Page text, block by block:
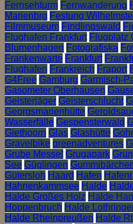
Fernsehturm Fernwanderung
Marienbrg Festung
Filmmuseum Findlingswald
Flughafen Frankfurt Flugplatz
Blumenhagen Fotografiska
Frankenwarte Frankfurt
Flughafen Frankreich Fraport
G4Free Gamburg Garmisch-
Gasometer Oberhausen
Geisterjäger Geisterschlucht
Georgsmarienhütte
Wasserfälle Gespensterwald
Giethoorn Glas Glashütte
Gravelbike greenadventures
Grube Messel Grugapark
See Güglingen
Gütersloh Haard Hafen
Hahnenkammsee Halde
Halde Großes Holz Halde
Hoppenbruch Halde
Halde Rheinpreußen Halde